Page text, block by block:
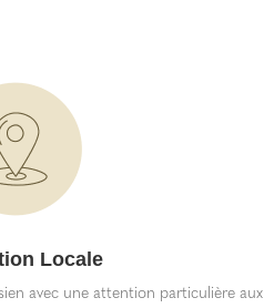
Locale
avec une attention particulière aux